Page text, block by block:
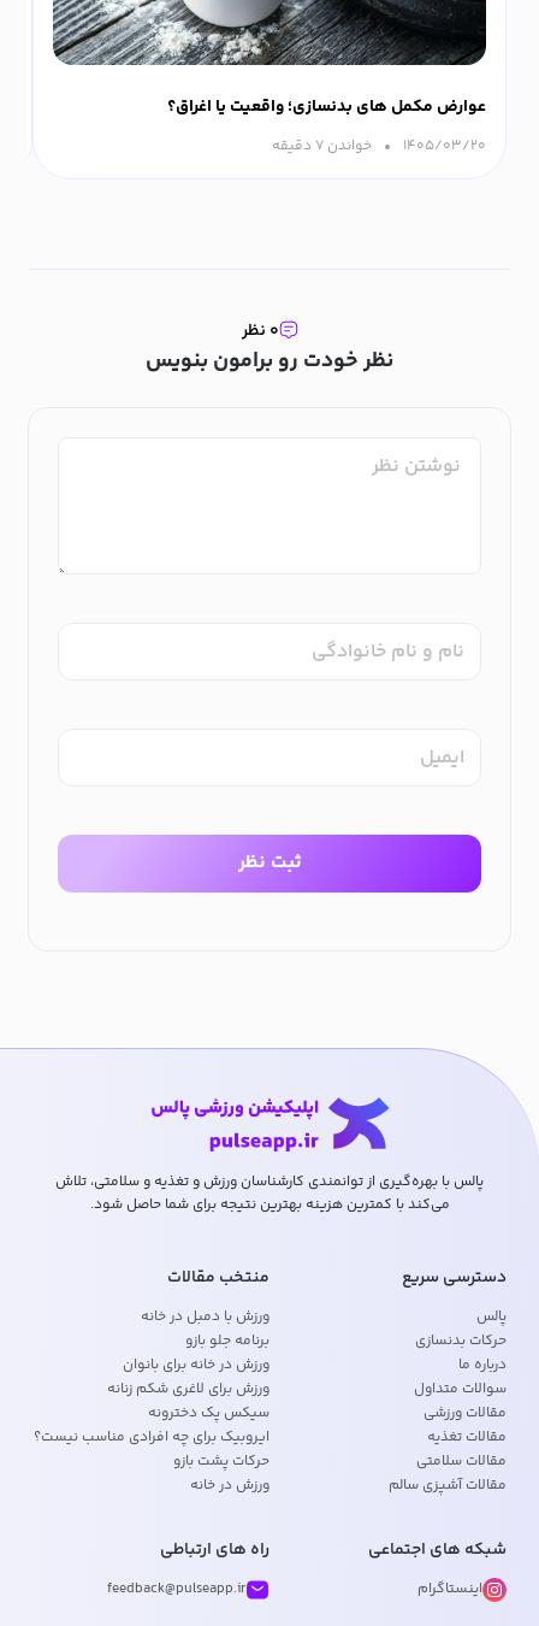
عوارض مکمل های بدنسازی؛ واقعیت یا اغراق؟
۱۴۰۵/۰۳/۲۰ خواندن ۷ دقیقه‌
نظر خودت رو برامون بنویس
۰ نظر
نام و نام خانوادگی
ایمیل
ثبت نظر
پالس با بهره‌گیری از توانمندی کارشناسان ورزش و تغذیه و سلامتی، تلاش
می‌کند با کمترین هزینه بهترین نتیجه برای شما حاصل شود.
دسترسی سریع
پالس
حرکات بدنسازی
درباره ما
سوالات متداول
مقالات ورزشی
مقالات تغذیه
مقالات سلامتی
مقالات آشپزی سالم
منتخب مقالات
ورزش با دمبل در خانه
برنامه جلو بازو
ورزش در خانه برای بانوان
ورزش برای لاغری شکم زنانه
سیکس پک دخترونه
ایروبیک برای چه افرادی مناسب نیست؟
حرکات پشت بازو
ورزش در خانه
شبکه های اجتماعی
اینستاگرام
راه های ارتباطی
feedback@pulseapp.ir